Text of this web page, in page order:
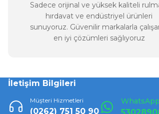
Sadece orijinal ve yüksek kaliteli
hırdavat ve endüstriyel ürünleri
sunuyoruz. Güvenilir markalarla
en iyi çözümleri sağlıyoruz
İletişim Bilgileri
Müşteri Hizmetleri
(0262) 751 50 90